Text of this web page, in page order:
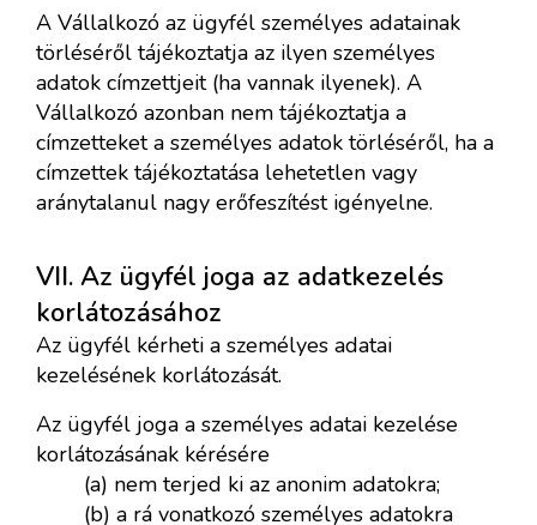
A Vállalkozó az ügyfél személyes adatainak
törléséről tájékoztatja az ilyen személyes
adatok címzettjeit (ha vannak ilyenek). A
Vállalkozó azonban nem tájékoztatja a
címzetteket a személyes adatok törléséről, ha a
címzettek tájékoztatása lehetetlen vagy
aránytalanul nagy erőfeszítést igényelne.
VII. Az ügyfél joga az adatkezelés
korlátozásához
Az ügyfél kérheti a személyes adatai
kezelésének korlátozását.
Az ügyfél joga a személyes adatai kezelése
korlátozásának kérésére
(a) nem terjed ki az anonim adatokra;
(b) a rá vonatkozó személyes adatokra